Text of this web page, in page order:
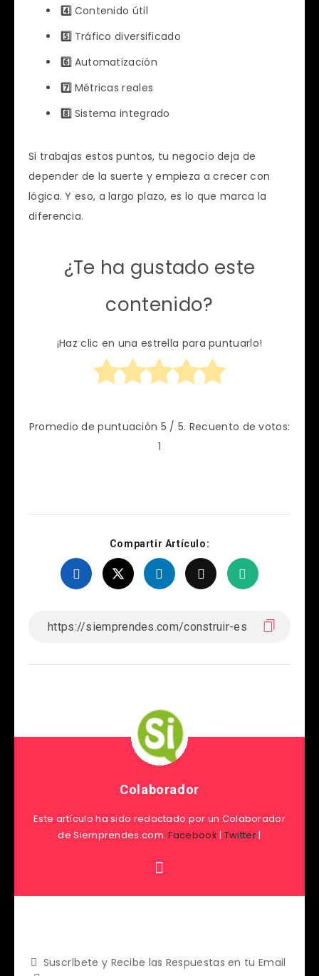
4️⃣Contenido útil
5️⃣Tráfico diversificado
6️⃣Automatización
7️⃣Métricas reales
8️⃣Sistema integrado
Si trabajas estos puntos, tu negocio deja de
depender de la suerte y empieza a crecer con
lógica. Y eso, a largo plazo, es lo que marca la
diferencia.
¿Te ha gustado este
contenido?
¡Haz clic en una estrella para puntuarlo!
Promedio de puntuación 5 / 5. Recuento de votos:
1
Compartir Artículo:
Colaborador
Este artículo ha sido redactado por un Colaborador
de Siemprendes.com.Facebook | Twitter|
Suscríbete y Recibe las Respuestas en tu Email